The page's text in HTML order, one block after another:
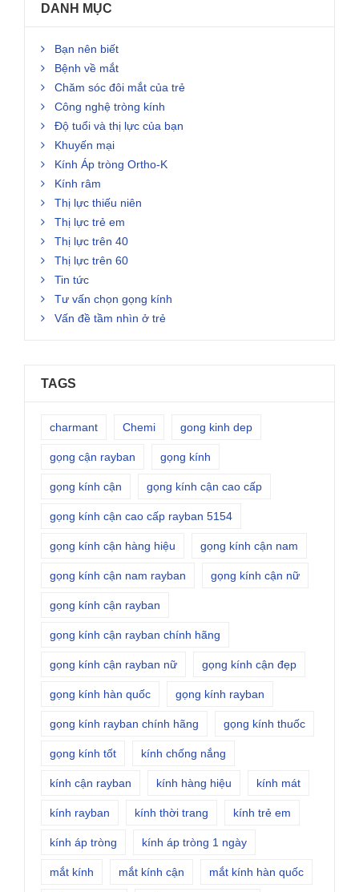
DANH MỤC
Bạn nên biết
Bệnh về mắt
Chăm sóc đôi mắt của trẻ
Công nghệ tròng kính
Độ tuổi và thị lực của bạn
Khuyến mại
Kính Áp tròng Ortho-K
Kính râm
Thị lực thiếu niên
Thị lực trẻ em
Thị lực trên 40
Thị lực trên 60
Tin tức
Tư vấn chọn gọng kính
Vấn đề tầm nhìn ở trẻ
TAGS
charmant Chemi gong kinh dep
gọng cận rayban gọng kính
gọng kính cận gọng kính cận cao cấp
gọng kính cận cao cấp rayban 5154
gọng kính cận hàng hiệu gọng kính cận nam
gọng kính cận nam rayban gọng kính cận nữ
gọng kính cận rayban
gọng kính cận rayban chính hãng
gọng kính cận rayban nữ gọng kính cận đẹp
gọng kính hàn quốc gọng kính rayban
gọng kính rayban chính hãng gọng kính thuốc
gọng kính tốt kính chống nắng
kính cận rayban kính hàng hiệu kính mát
kính rayban kính thời trang kính trẻ em
kính áp tròng kính áp tròng 1 ngày
mắt kính mắt kính cận mắt kính hàn quốc